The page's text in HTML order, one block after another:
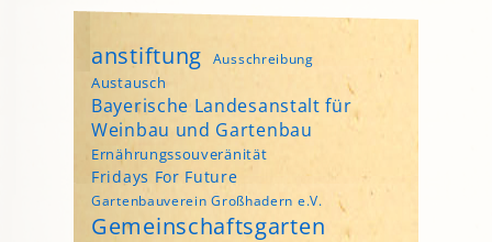
anstiftung Ausschreibung
Austausch
Bayerische Landesanstalt für
Weinbau und Gartenbau
Ernährungssouveränität
Fridays For Future
Gartenbauverein Großhadern e.V.
Gemeinschaftsgarten